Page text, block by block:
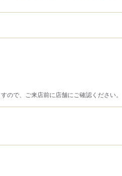
ので、ご来店前に店舗にご確認ください。